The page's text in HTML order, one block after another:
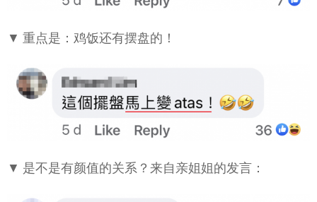
▼ 重点是：鸡饭还有摆盘的！
▼ 是不是有颜值的关系？来自亲姐姐的发言：